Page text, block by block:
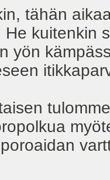
tähän
kuitenkin
yön